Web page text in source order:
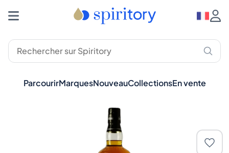
ParcourirMarquesNouveauCollectionsEn vente